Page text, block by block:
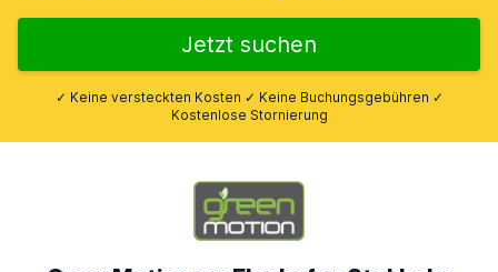
Jetzt suchen
✓ Keine versteckten Kosten ✓ Keine Buchungsgebühren ✓
Kostenlose Stornierung